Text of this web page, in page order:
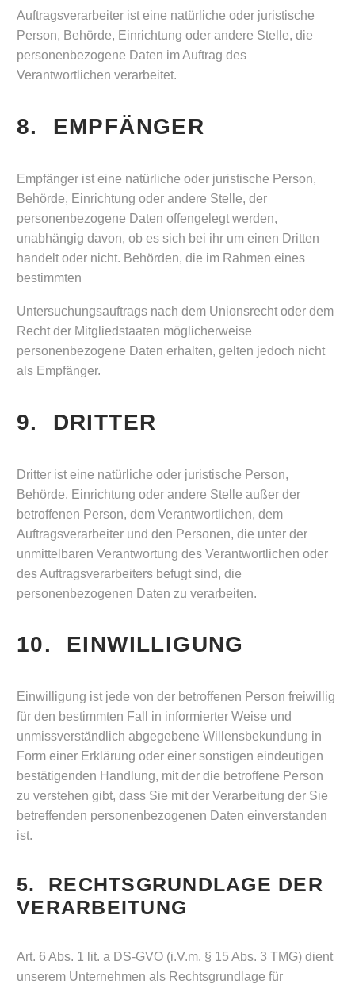
Auftragsverarbeiter ist eine natürliche oder juristische
Person, Behörde, Einrichtung oder andere Stelle, die
personenbezogene Daten im Auftrag des
Verantwortlichen verarbeitet.
8. EMPFÄNGER
Empfänger ist eine natürliche oder juristische Person,
Behörde, Einrichtung oder andere Stelle, der
personenbezogene Daten offengelegt werden,
unabhängig davon, ob es sich bei ihr um einen Dritten
handelt oder nicht. Behörden, die im Rahmen eines
bestimmten
Untersuchungsauftrags nach dem Unionsrecht oder dem
Recht der Mitgliedstaaten möglicherweise
personenbezogene Daten erhalten, gelten jedoch nicht
als Empfänger.
9. DRITTER
Dritter ist eine natürliche oder juristische Person,
Behörde, Einrichtung oder andere Stelle außer der
betroffenen Person, dem Verantwortlichen, dem
Auftragsverarbeiter und den Personen, die unter der
unmittelbaren Verantwortung des Verantwortlichen oder
des Auftragsverarbeiters befugt sind, die
personenbezogenen Daten zu verarbeiten.
10. EINWILLIGUNG
Einwilligung ist jede von der betroffenen Person freiwillig
für den bestimmten Fall in informierter Weise und
unmissverständlich abgegebene Willensbekundung in
Form einer Erklärung oder einer sonstigen eindeutigen
bestätigenden Handlung, mit der die betroffene Person
zu verstehen gibt, dass Sie mit der Verarbeitung der Sie
betreffenden personenbezogenen Daten einverstanden
ist.
5. RECHTSGRUNDLAGE DER
VERARBEITUNG
Art. 6 Abs. 1 lit. a DS-GVO (i.V.m. § 15 Abs. 3 TMG) dient
unserem Unternehmen als Rechtsgrundlage für